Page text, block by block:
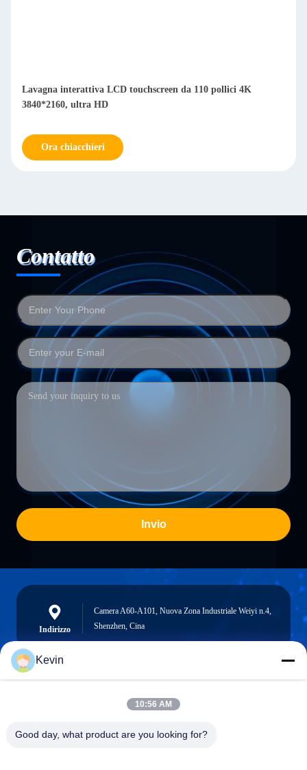
Lavagna interattiva LCD touchscreen da 110 pollici 4K
3840*2160, ultra HD
Ora chiacchieri
Contatto
Invio
Indirizzo
Camera A60-A101, Nuova Zona Industriale Weiyi n.4,
Shenzhen, Cina
info@seethrulcd.com
Kevin
10:56 AM
Good day, what product are you looking for?